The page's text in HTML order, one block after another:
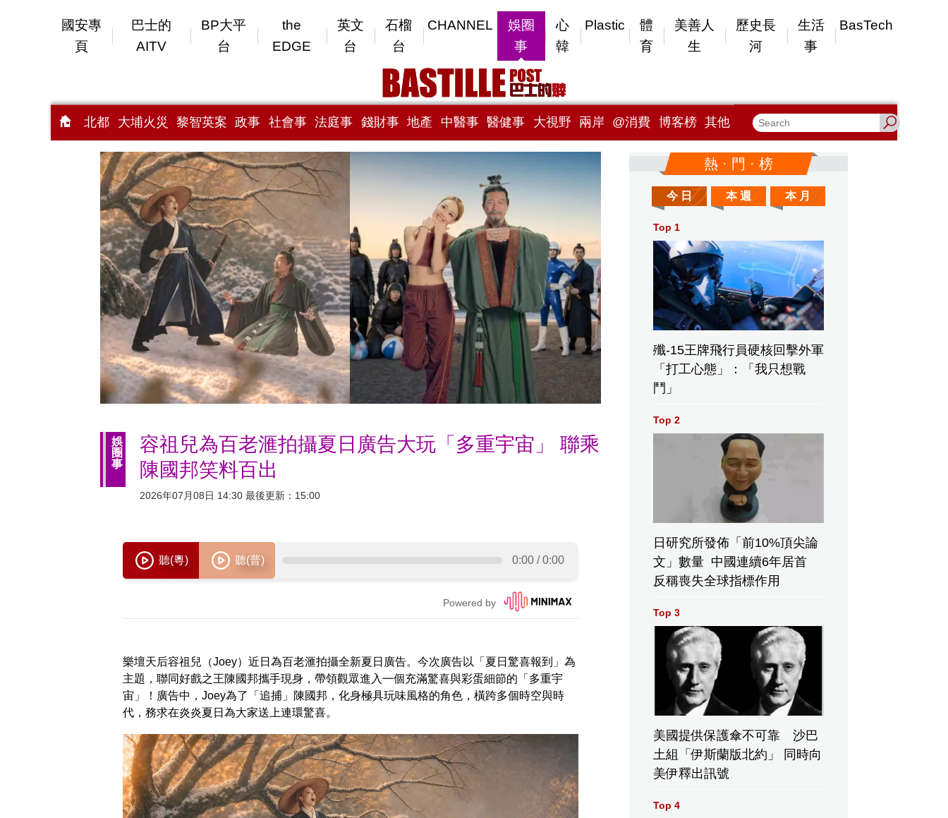
國安專
頁
巴士的
AITV
BP大平
台
the
EDGE
英文
台
石榴
台
CHANNEL
娛圈
事
心
韓
Plastic
體
育
美善人
生
歷史長
河
生活
事
BasTech
北都 大埔火災 黎智英案 政事 社會事 法庭事 錢財事 地產 中醫事 醫健事 大視野 兩岸 @消費 博客榜 其他
娛
圈
事
容祖兒為百老滙拍攝夏日廣告大玩「多重宇宙」 聯乘
陳國邦笑料百出
2026年07月08日 14:30 最後更新：15:00
樂壇天后容祖兒（Joey）近日為百老滙拍攝全新夏日廣告。今次廣告以「夏日驚喜報到」為
主題，聯同好戲之王陳國邦攜手現身，帶領觀眾進入㇐個充滿驚喜與彩蛋細節的「多重宇
宙」！廣告中，Joey為了「追捕」陳國邦，化身極具玩味風格的角色，橫跨多個時空與時
代，務求在炎炎夏日為大家送上連環驚喜。
熱 · 門 · 榜
今 日 本 週 本 月
Top 1
殲-15王牌飛行員硬核回擊外軍
「打工心態」：「我只想戰
鬥」
Top 2
日研究所發佈「前10%頂尖論
文」數量 中國連續6年居首
反稱喪失全球指標作用
Top 3
美國提供保護傘不可靠 沙巴
土組「伊斯蘭版北約」 同時向
美伊釋出訊號
Top 4